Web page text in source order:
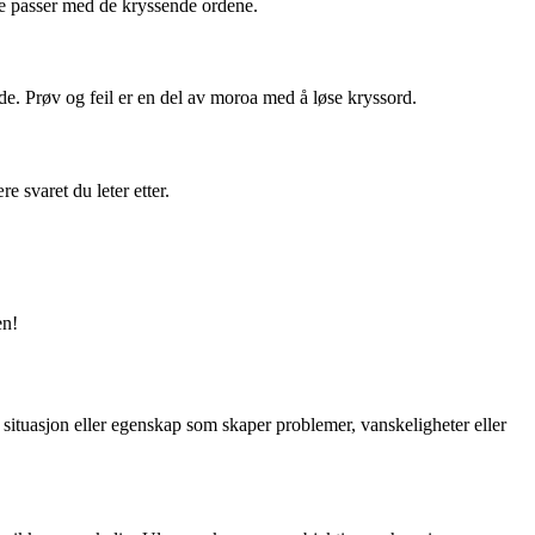
med de kryssende ordene.
Prøv og feil er en del av moroa med å løse kryssord.
svaret du leter etter.
eller egenskap som skaper problemer, vanskeligheter eller